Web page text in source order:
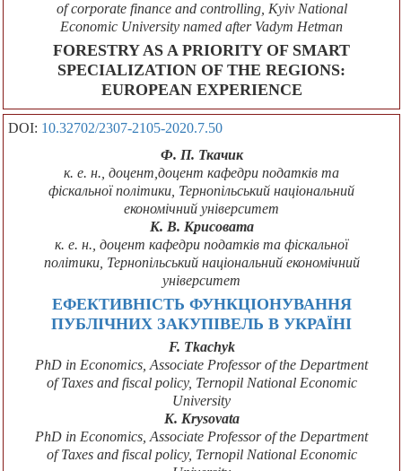
of corporate finance and controlling, Kyiv National
Economic University named after Vadym Hetman
FORESTRY AS A PRIORITY OF SMART
SPECIALIZATION OF THE REGIONS:
EUROPEAN EXPERIENCE
DOI: 10.32702/2307-2105-2020.7.50
Ф. П. Ткачик
к. е. н., доцент,доцент кафедри податків та
фіскальної політики, Тернопільський національний
економічний університет
К. В. Крисовата
к. е. н., доцент кафедри податків та фіскальної
політики, Тернопільський національний економічний
університет
ЕФЕКТИВНІСТЬ ФУНКЦІОНУВАННЯ
ПУБЛІЧНИХ ЗАКУПІВЕЛЬ В УКРАЇНІ
F. Tkachyk
PhD in Economics, Associate Professor of the Department
of Taxes and fiscal policy, Ternopil National Economic
University
K. Krysovata
PhD in Economics, Associate Professor of the Department
of Taxes and fiscal policy, Ternopil National Economic